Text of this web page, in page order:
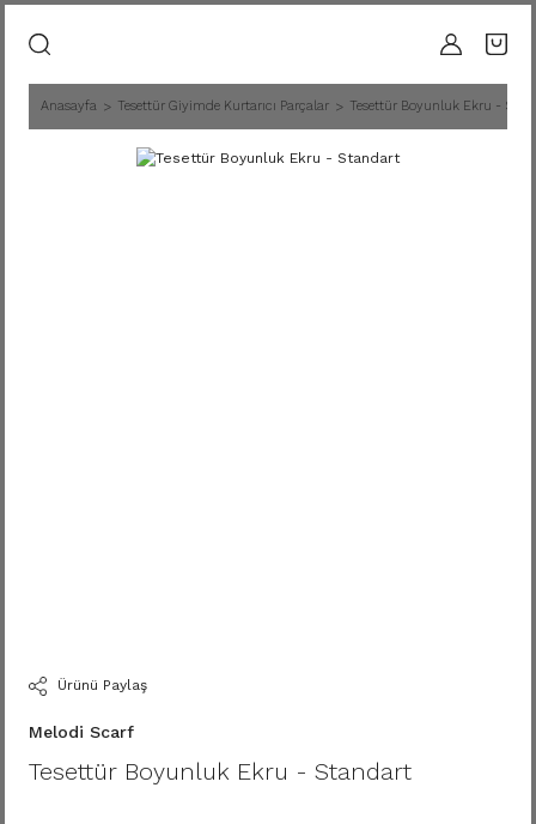
Anasayfa Tesettür Giyimde Kurtarıcı Parçalar Tesettür Boyunluk Ekru -
Ürünü Paylaş
Melodi Scarf
Tesettür Boyunluk Ekru - Standart